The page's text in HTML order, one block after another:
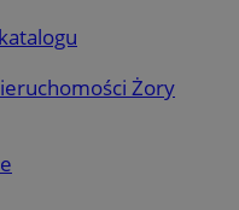
Żory